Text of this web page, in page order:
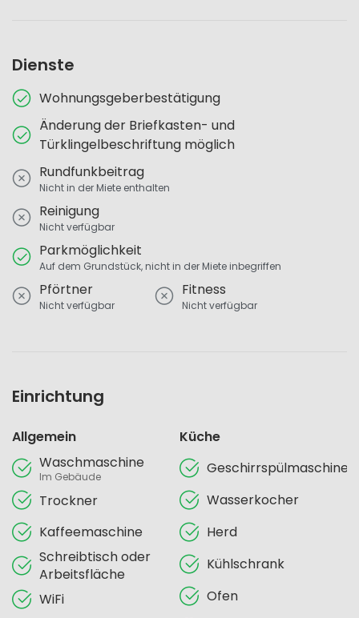
Dienste
Wohnungsgeberbestätigung
Änderung der Briefkasten- und
Türklingelbeschriftung möglich
Rundfunkbeitrag
Nicht in der Miete enthalten
Reinigung
Nicht verfügbar
Parkmöglichkeit
Auf dem Grundstück, nicht in der Miete inbegriffen
Pförtner
Nicht verfügbar
Fitness
Nicht verfügbar
Einrichtung
Allgemein
Waschmaschine
Im Gebäude
Trockner
Kaffeemaschine
Schreibtisch oder
Arbeitsfläche
WiFi
Küche
Geschirrspülmaschine
Wasserkocher
Herd
Kühlschrank
Ofen